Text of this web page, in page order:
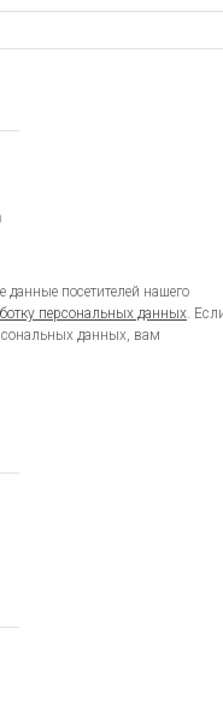
посетителей нашего
персональных данных.
данных, вам